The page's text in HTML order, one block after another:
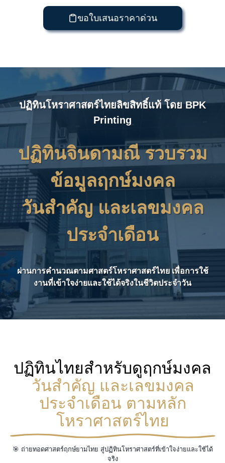
ขอใบเสนอราคาด่วน
ปฏิทินโหราศาสตร์ไทยลิขสิทธิ์แท้ โดย BPK
Printing
ปฏิทินจินดามณี รวบรวม
ข้อมูลฤกษ์มงคล
วันสำคัญ และเลขมงคล
ประจำเดือน
ผ่านการคำนวณตามศาสตร์โหราศาสตร์ไทย เพื่อการใช้
งานที่เข้าใจง่ายและใช้ได้จริงในชีวิตประจำวัน
ปฏิทินไทยสำหรับดูฤกษ์มงคล
วันสำคัญ และเลขมงคล
ประจำเดือน ตามหลัก
โหราศาสตร์ไทย
🎯 ถ่ายทอดศาสตร์ฤกษ์ยามไทย สู่ปฏิทินโหราศาสตร์ที่เข้าใจง่ายและใช้ได้
จริง